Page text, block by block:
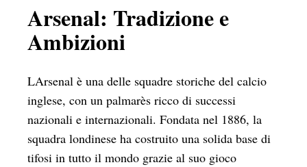
Arsenal: Tradizione e
Ambizioni
LArsenal è una delle squadre storiche del calcio
inglese, con un palmarès ricco di successi
nazionali e internazionali. Fondata nel 1886, la
squadra londinese ha costruito una solida base di
tifosi in tutto il mondo grazie al suo gioco